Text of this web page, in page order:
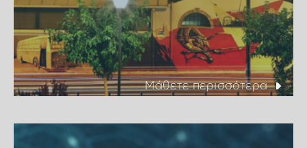
Μάθετε περισσότερα